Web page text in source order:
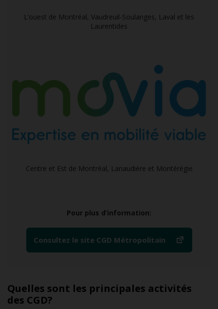
L’ouest de Montréal, Vaudreuil-Soulanges, Laval et les
Laurentides
Centre et Est de Montréal, Lanaudière et Montérégie
Pour plus d’information:
Consultez le site CGD Métropolitain
Quelles sont les principales activités
des CGD?